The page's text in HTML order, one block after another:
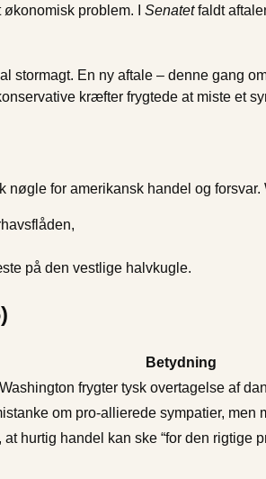
problem. I Senatetfaldt
stormagt. En ny aftale – denne gang
kræfter frygtede at miste et
for amerikansk handel og forsvar.
på den vestlige halvkugle.
Betydning
frygter tysk overtagelse af
om pro-allierede sympatier, men
hurtig handel kan ske “for den